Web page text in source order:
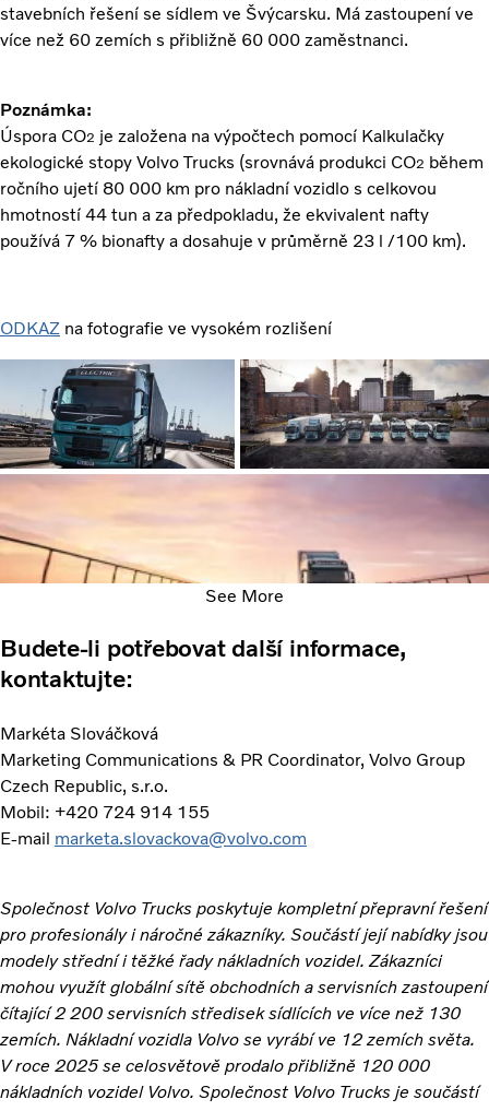
stavebních řešení se sídlem ve Švýcarsku. Má zastoupení ve
více než 60 zemích s přibližně 60 000 zaměstnanci.
Poznámka:
Úspora CO2 je založena na výpočtech pomocí Kalkulačky
ekologické stopy Volvo Trucks (srovnává produkci CO2 během
ročního ujetí 80 000 km pro nákladní vozidlo s celkovou
hmotností 44 tun a za předpokladu, že ekvivalent nafty
používá 7 % bionafty a dosahuje v průměrně 23 l /100 km).
ODKAZ na fotografie ve vysokém rozlišení
See More
Budete-li potřebovat další informace,
kontaktujte:
Markéta Slováčková
Marketing Communications & PR Coordinator, Volvo Group
Czech Republic, s.r.o.
Mobil: +420 724 914 155
E-mail marketa.slovackova@volvo.com
Společnost Volvo Trucks poskytuje kompletní přepravní řešení
pro profesionály i náročné zákazníky. Součástí její nabídky jsou
modely střední i těžké řady nákladních vozidel. Zákazníci
mohou využít globální sítě obchodních a servisních zastoupení
čítající 2 200 servisních středisek sídlících ve více než 130
zemích. Nákladní vozidla Volvo se vyrábí ve 12 zemích světa.
V roce 2025 se celosvětově prodalo přibližně 120 000
nákladních vozidel Volvo. Společnost Volvo Trucks je součástí